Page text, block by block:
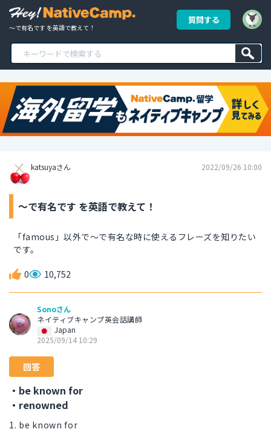
～で有名です を英語で教えて！
質問する
katsuyaさん 2022/09/26 10:00
～で有名です を英語で教えて！
「famous」以外で～で有名な時に使えるフレーズを知りたい
です。
0 10,752
Sonoさん
ネイティブキャンプ英会話講師
Japan
2025/09/14 10:29
回答
・be known for
・renowned
1. be known for